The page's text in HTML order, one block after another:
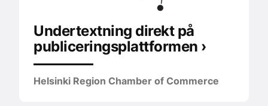
Undertextning direkt på
publiceringsplattformen ›
Helsinki Region Chamber of Commerce